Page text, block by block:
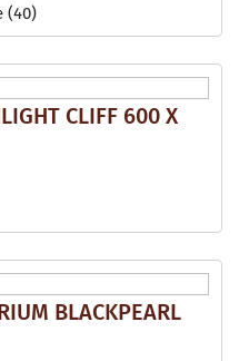
(40)
CLIFF 600 X
BLACKPEARL